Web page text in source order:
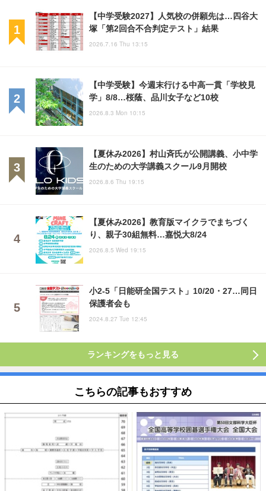
【中学受験2027】人気校の併願先は…四谷大
塚「第2回合不合判定テスト」結果
2026.7.16 Thu 13:15
【中学受験】今週末行ける中高一貫「学校見
学」8/8…桜蔭、品川女子など10校
2026.8.3 Mon 10:15
【夏休み2026】村山斉氏が公開講義、小中学
生のための大学講義スクール9月開校
2026.8.6 Thu 19:15
【夏休み2026】教育版マイクラでまちづく
り、親子30組無料…嘉悦大8/24
2026.8.5 Wed 19:15
小2-5「日能研全国テスト」10/20・27…同日
保護者会も
2024.8.27 Tue 12:45
ランキングをもっと見る
こちらの記事もおすすめ